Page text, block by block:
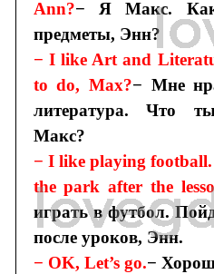
Ann?− Я Макс.
предметы, Энн?
− I like Art and
to do, Max?− Мне
литература. Что
Макс?
− I like playing
the park after the
играть в футбол.
после уроков, Энн.
− OK, Let’s go.−